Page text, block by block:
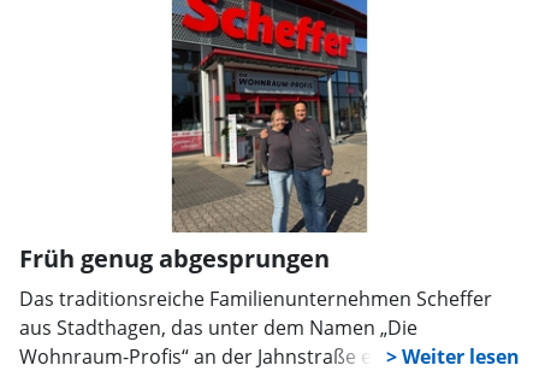
Krankenhausalltag der Schuh drückt.
Früh genug abgesprungen
Das traditionsreiche Familienunternehmen Scheffer
aus Stadthagen, das unter dem Namen „Die
Wohnraum-Profis“ an der Jahnstraße einen Heimtex-